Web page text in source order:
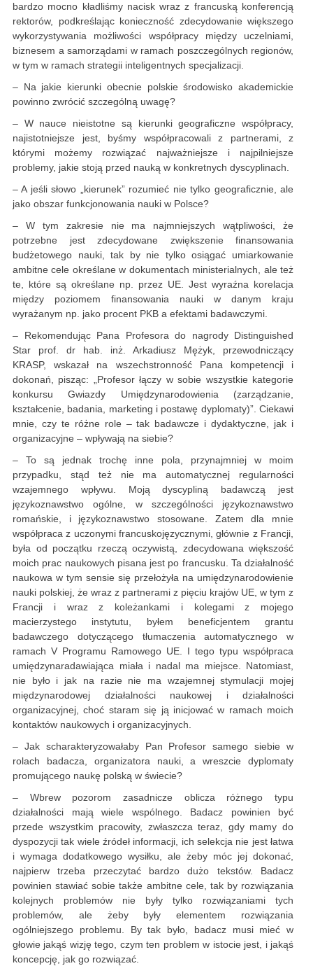
bardzo mocno kładliśmy nacisk wraz z francuską konferencją
rektorów, podkreślając konieczność zdecydowanie większego
wykorzystywania możliwości współpracy między uczelniami,
biznesem a samorządami w ramach poszczególnych regionów,
w tym w ramach strategii inteligentnych specjalizacji.
– Na jakie kierunki obecnie polskie środowisko akademickie
powinno zwrócić szczególną uwagę?
– W nauce nieistotne są kierunki geograficzne współpracy,
najistotniejsze jest, byśmy współpracowali z partnerami, z
którymi możemy rozwiązać najważniejsze i najpilniejsze
problemy, jakie stoją przed nauką w konkretnych dyscyplinach.
– A jeśli słowo „kierunek” rozumieć nie tylko geograficznie, ale
jako obszar funkcjonowania nauki w Polsce?
– W tym zakresie nie ma najmniejszych wątpliwości, że
potrzebne jest zdecydowane zwiększenie finansowania
budżetowego nauki, tak by nie tylko osiągać umiarkowanie
ambitne cele określane w dokumentach ministerialnych, ale też
te, które są określane np. przez UE. Jest wyraźna korelacja
między poziomem finansowania nauki w danym kraju
wyrażanym np. jako procent PKB a efektami badawczymi.
– Rekomendując Pana Profesora do nagrody Distinguished
Star prof. dr hab. inż. Arkadiusz Mężyk, przewodniczący
KRASP, wskazał na wszechstronność Pana kompetencji i
dokonań, pisząc: „Profesor łączy w sobie wszystkie kategorie
konkursu Gwiazdy Umiędzynarodowienia (zarządzanie,
kształcenie, badania, marketing i postawę dyplomaty)”. Ciekawi
mnie, czy te różne role – tak badawcze i dydaktyczne, jak i
organizacyjne – wpływają na siebie?
– To są jednak trochę inne pola, przynajmniej w moim
przypadku, stąd też nie ma automatycznej regularności
wzajemnego wpływu. Moją dyscypliną badawczą jest
językoznawstwo ogólne, w szczególności językoznawstwo
romańskie, i językoznawstwo stosowane. Zatem dla mnie
współpraca z uczonymi francuskojęzycznymi, głównie z Francji,
była od początku rzeczą oczywistą, zdecydowana większość
moich prac naukowych pisana jest po francusku. Ta działalność
naukowa w tym sensie się przełożyła na umiędzynarodowienie
nauki polskiej, że wraz z partnerami z pięciu krajów UE, w tym z
Francji i wraz z koleżankami i kolegami z mojego
macierzystego instytutu, byłem beneficjentem grantu
badawczego dotyczącego tłumaczenia automatycznego w
ramach V Programu Ramowego UE. I tego typu współpraca
umiędzynaradawiająca miała i nadal ma miejsce. Natomiast,
nie było i jak na razie nie ma wzajemnej stymulacji mojej
międzynarodowej działalności naukowej i działalności
organizacyjnej, choć staram się ją inicjować w ramach moich
kontaktów naukowych i organizacyjnych.
– Jak scharakteryzowałaby Pan Profesor samego siebie w
rolach badacza, organizatora nauki, a wreszcie dyplomaty
promującego naukę polską w świecie?
– Wbrew pozorom zasadnicze oblicza różnego typu
działalności mają wiele wspólnego. Badacz powinien być
przede wszystkim pracowity, zwłaszcza teraz, gdy mamy do
dyspozycji tak wiele źródeł informacji, ich selekcja nie jest łatwa
i wymaga dodatkowego wysiłku, ale żeby móc jej dokonać,
najpierw trzeba przeczytać bardzo dużo tekstów. Badacz
powinien stawiać sobie także ambitne cele, tak by rozwiązania
kolejnych problemów nie były tylko rozwiązaniami tych
problemów, ale żeby były elementem rozwiązania
ogólniejszego problemu. By tak było, badacz musi mieć w
głowie jakąś wizję tego, czym ten problem w istocie jest, i jakąś
koncepcję, jak go rozwiązać.